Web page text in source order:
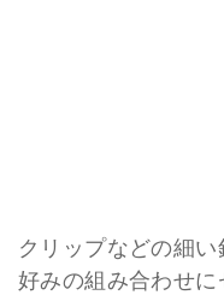
クリップなどの細
好みの組み合わせ